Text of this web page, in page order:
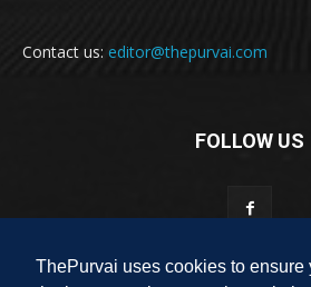
ThePurvai uses cookies to ensure
Contact us: editor@thepurvai.com
FOLLOW US